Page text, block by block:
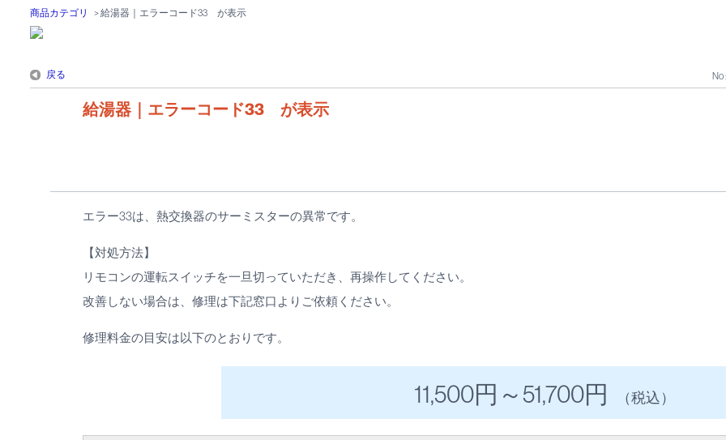
商品カテゴリ >給湯器｜エラーコード33 が表示
戻る No
給湯器｜エラーコード33 が表示
エラー33は、熱交換器のサーミスターの異常です。
【対処方法】
リモコンの運転スイッチを一旦切っていただき、再操作してください。
改善しない場合は、修理は下記窓口よりご依頼ください。
修理料金の目安は以下のとおりです。
11,500円 ～51,700円 （税込）